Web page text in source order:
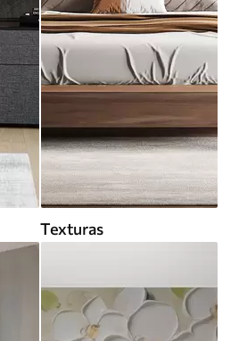
Texturas